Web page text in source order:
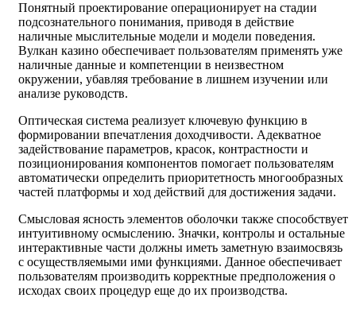
Понятный проектирование операционирует на стадии
подсознательного понимания, приводя в действие
наличные мыслительные модели и модели поведения.
Вулкан казино обеспечивает пользователям применять уже
наличные данные и компетенции в неизвестном
окружении, убавляя требование в лишнем изучении или
анализе руководств.
Оптическая система реализует ключевую функцию в
формировании впечатления доходчивости. Адекватное
задействование параметров, красок, контрастности и
позиционирования компонентов помогает пользователям
автоматически определить приоритетность многообразных
частей платформы и ход действий для достижения задачи.
Смысловая ясность элементов оболочки также способствует
интуитивному осмыслению. Значки, контролы и остальные
интерактивные части должны иметь заметную взаимосвязь
с осуществляемыми ими функциями. Данное обеспечивает
пользователям производить корректные предположения о
исходах своих процедур еще до их производства.